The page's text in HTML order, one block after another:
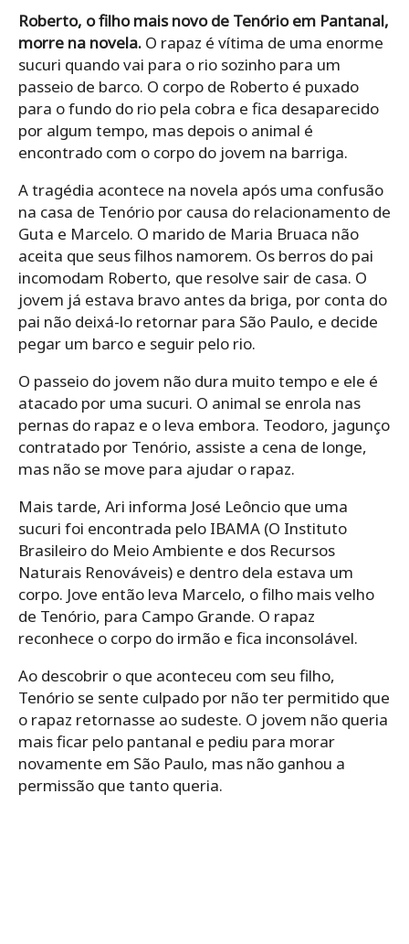
Roberto, o filho mais novo de Tenório em Pantanal,
morre na novela. O rapaz é vítima de uma enorme
sucuri quando vai para o rio sozinho para um
passeio de barco. O corpo de Roberto é puxado
para o fundo do rio pela cobra e fica desaparecido
por algum tempo, mas depois o animal é
encontrado com o corpo do jovem na barriga.
A tragédia acontece na novela após uma confusão
na casa de Tenório por causa do relacionamento de
Guta e Marcelo. O marido de Maria Bruaca não
aceita que seus filhos namorem. Os berros do pai
incomodam Roberto, que resolve sair de casa. O
jovem já estava bravo antes da briga, por conta do
pai não deixá-lo retornar para São Paulo, e decide
pegar um barco e seguir pelo rio.
O passeio do jovem não dura muito tempo e ele é
atacado por uma sucuri. O animal se enrola nas
pernas do rapaz e o leva embora. Teodoro, jagunço
contratado por Tenório, assiste a cena de longe,
mas não se move para ajudar o rapaz.
Mais tarde, Ari informa José Leôncio que uma
sucuri foi encontrada pelo IBAMA (O Instituto
Brasileiro do Meio Ambiente e dos Recursos
Naturais Renováveis) e dentro dela estava um
corpo. Jove então leva Marcelo, o filho mais velho
de Tenório, para Campo Grande. O rapaz
reconhece o corpo do irmão e fica inconsolável.
Ao descobrir o que aconteceu com seu filho,
Tenório se sente culpado por não ter permitido que
o rapaz retornasse ao sudeste. O jovem não queria
mais ficar pelo pantanal e pediu para morar
novamente em São Paulo, mas não ganhou a
permissão que tanto queria.